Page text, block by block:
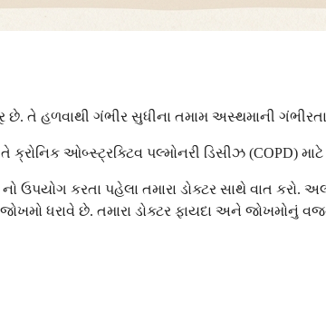
છે. તે હળવાથી ગંભીર સુધીના તમામ અસ્થમાની
ક્રોનિક ઓબ્સ્ટ્રક્ટિવ પલ્મોનરી ડિસીઝ (COPD)
નો ઉપયોગ કરતા પહેલા તમારા ડોક્ટર સાથે વાત
ધરાવે છે. તમારા ડોક્ટર ફાયદા અને જોખમોનું